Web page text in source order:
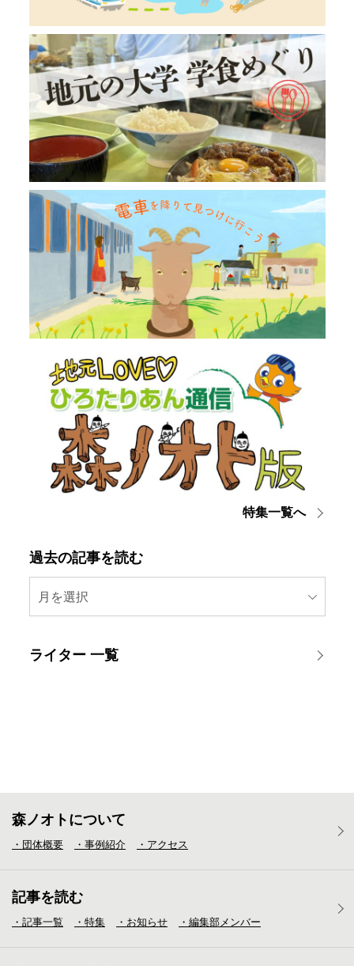
特集一覧へ
過去の記事を読む
月を選択
ライター 一覧
森ノオトについて
・団体概要 ・事例紹介 ・アクセス
記事を読む
・記事一覧 ・特集 ・お知らせ ・編集部メンバー